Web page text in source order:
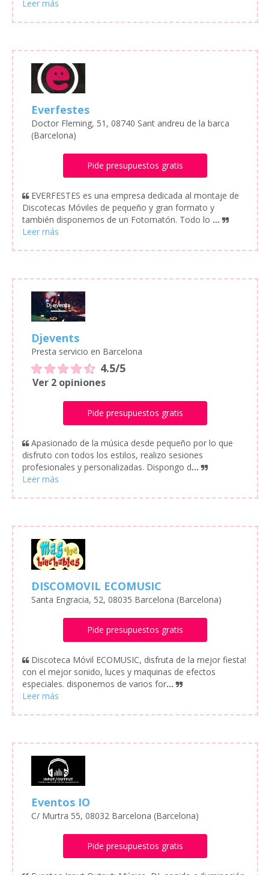
Everfestes
Doctor Fleming, 51, 08740 Sant andreu de la barca
(Barcelona)
Pide presupuestos gratis
EVERFESTES es una empresa dedicada al montaje de
Discotecas Móviles de pequeño y gran formato y
también disponemos de un Fotomatón. Todo lo ...
Djevents
Presta servicio en Barcelona
4.5/5
Ver 2 opiniones
Pide presupuestos gratis
Apasionado de la música desde pequeño por lo que
disfruto con todos los estilos, realizo sesiones
profesionales y personalizadas. Dispongo d...
DISCOMOVIL ECOMUSIC
Santa Engracia, 52, 08035 Barcelona (Barcelona)
Pide presupuestos gratis
Discoteca Móvil ECOMUSIC, disfruta de la mejor fiesta!
con el mejor sonido, luces y maquinas de efectos
especiales. disponemos de varios for...
Eventos IO
C/ Murtra 55, 08032 Barcelona (Barcelona)
Pide presupuestos gratis